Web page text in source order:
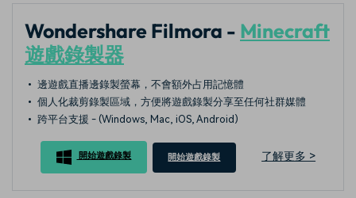
Wondershare Filmora - Minecraft
遊戲錄製器
• 邊遊戲直播邊錄製螢幕，不會額外占用記憶體
• 個人化裁剪錄製區域，方便將遊戲錄製分享至任何社群媒體
• 跨平台支援 - (Windows, Mac, iOS, Android)
開始遊戲錄製 開始遊戲錄製 了解更多 >